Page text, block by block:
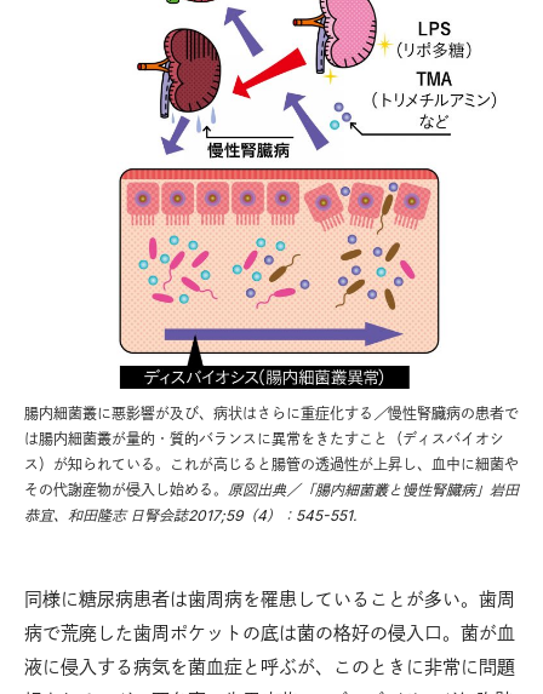
腸内細菌叢に悪影響が及び、病状はさらに重症化する ／慢性腎臓病の患者で
は腸内細菌叢が量的・質的バランスに異常をきたすこと（ディスバイオシ
ス）が知られている。これが高じると腸管の透過性が上昇し、血中に細菌や
その代謝産物が侵入し始める。 原図出典／「腸内細菌叢と慢性腎臓病」岩田
恭宜、和田隆志 日腎会誌2017;59（4）：545-551.
同様に糖尿病患者は歯周病を罹患していることが多い。歯周
病で荒廃した歯周ポケットの底は菌の格好の侵入口。菌が血
液に侵入する病気を菌血症と呼ぶが、このときに非常に問題